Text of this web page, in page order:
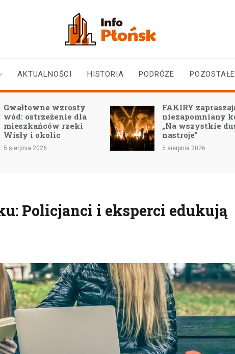
AKTUALNOŚCI HISTORIA PODRÓŻE POZOSTAŁE
FAKIRY zapraszają na
niezapomniany koncert
„Na wszystkie duszy
nastroje”
5 sierpnia 2026
Policjanci i eksperci edukują